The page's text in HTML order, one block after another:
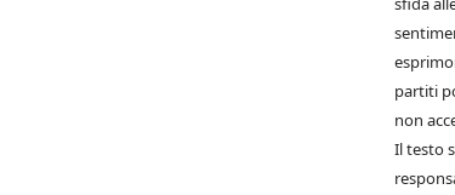
partiti
non
Il testo